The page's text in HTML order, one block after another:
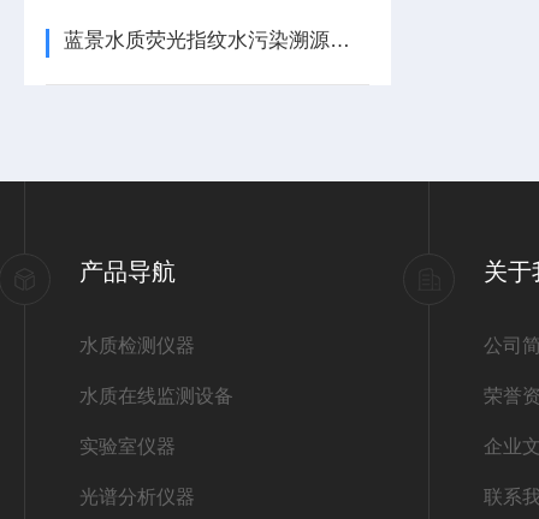
蓝景水质荧光指纹水污染溯源仪维持高精度的办法
产品导航
水质检测仪器
水质在线监测设备
实验室仪器
光谱分析仪器
关于
公司
荣誉
企业
联系